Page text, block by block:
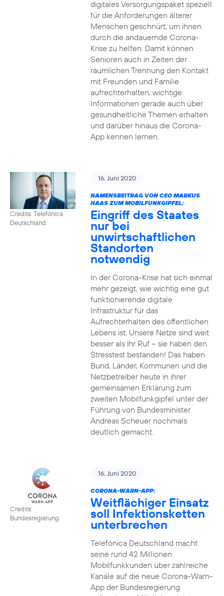
digitales Versorgungspaket speziell
für die Anforderungen älterer
Menschen geschnürt, um ihnen
durch die andauernde Corona-
Krise zu helfen. Damit können
Senioren auch in Zeiten der
räumlichen Trennung den Kontakt
mit Freunden und Familie
aufrechterhalten, wichtige
Informationen gerade auch über
gesundheitliche Themen erhalten
und darüber hinaus die Corona-
App kennen lernen.
Credits: Telefónica
Deutschland
16. Juni 2020
NAMENSBEITRAG VON CEO MARKUS
HAAS ZUM MOBILFUNKGIPFEL:
Eingriff des Staates
nur bei
unwirtschaftlichen
Standorten
notwendig
In der Corona-Krise hat sich einmal
mehr gezeigt, wie wichtig eine gut
funktionierende digitale
Infrastruktur für das
Aufrechterhalten des öffentlichen
Lebens ist. Unsere Netze sind weit
besser als ihr Ruf – sie haben den
Stresstest bestanden! Das haben
Bund, Länder, Kommunen und die
Netzbetreiber heute in ihrer
gemeinsamen Erklärung zum
zweiten Mobilfunkgipfel unter der
Führung von Bundesminister
Andreas Scheuer nochmals
deutlich gemacht.
Credits:
Bundesregierung
16. Juni 2020
CORONA-WARN-APP:
Weitflächiger Einsatz
soll Infektionsketten
unterbrechen
Telefónica Deutschland macht
seine rund 42 Millionen
Mobilfunkkunden über zahlreiche
Kanäle auf die neue Corona-Warn-
App der Bundesregierung